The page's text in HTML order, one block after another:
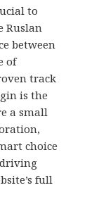
to
Ruslan
between
of
track
is the
a small
choice
full